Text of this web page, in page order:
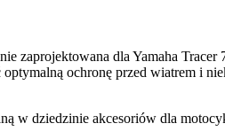
zaprojektowana dla Yamaha
optymalną ochronę przed wiatrem i
w dziedzinie akcesoriów dla